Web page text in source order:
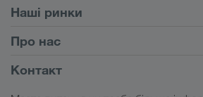
Автомобільні перевезення
Портал клієнта CONNECT
Цифрові рішення
Наші ринки
Європа
Кавказ
Про нас
Інформація про фірму
Контакт